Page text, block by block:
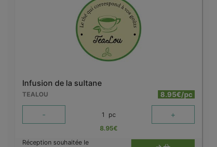
Infusion de la sultane
TEALOU 8.95€/pc
- 1 pc +
8.95€
Réception souhaitée le